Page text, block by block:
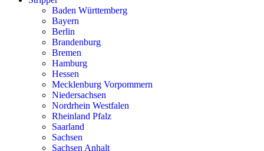
Baden Württemberg
Bayern
Berlin
Brandenburg
Bremen
Hamburg
Hessen
Mecklenburg Vorpommern
Niedersachsen
Nordrhein Westfalen
Rheinland Pfalz
Saarland
Sachsen
Sachsen Anhalt